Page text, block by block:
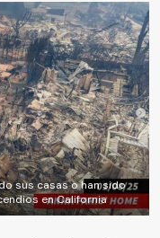
sus casas o han sido
en California